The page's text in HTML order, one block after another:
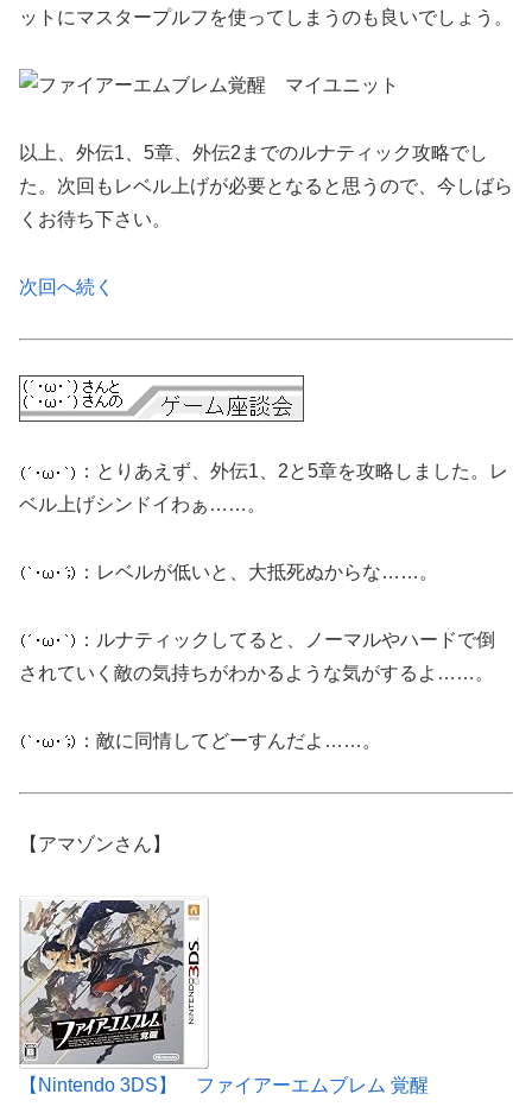
ットにマスタープルフを使ってしまうのも良いでしょう。
以上、外伝1、5章、外伝2までのルナティック攻略でし
た。次回もレベル上げが必要となると思うので、今しばら
くお待ち下さい。
次回へ続く
：とりあえず、外伝1、2と5章を攻略しました。レ
ベル上げシンドイわぁ……。
：レベルが低いと、大抵死ぬからな……。
：ルナティックしてると、ノーマルやハードで倒
されていく敵の気持ちがわかるような気がするよ……。
：敵に同情してどーすんだよ……。
【アマゾンさん】
【Nintendo 3DS】 ファイアーエムブレム 覚醒